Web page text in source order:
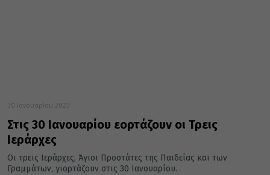
30 Ιανουαρίου 2023
Στις 30 Ιανουαρίου εορτάζουν οι Τρεις
Ιεράρχες
Οι τρεις Ιεράρχες, Άγιοι Προστάτες της Παιδείας και των
Γραμμάτων, γιορτάζουν στις 30 Ιανουαρίου.